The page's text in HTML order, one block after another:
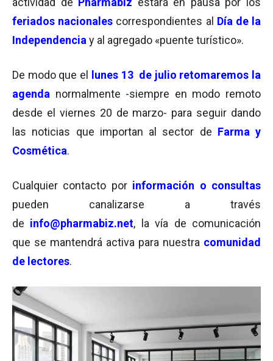
feriados nacionales correspondientes al Día de la
Independencia y al agregado «puente turístico».
De modo que el lunes 13 de julio retomaremos la
agenda normalmente -siempre en modo remoto
desde el viernes 20 de marzo- para seguir dando
las noticias que importan al sector de Farma y
Cosmética.
Cualquier contacto por información o consultas
pueden canalizarse a través
de info@pharmabiz.net, la vía de comunicación
que se mantendrá activa para nuestra comunidad
de lectores.